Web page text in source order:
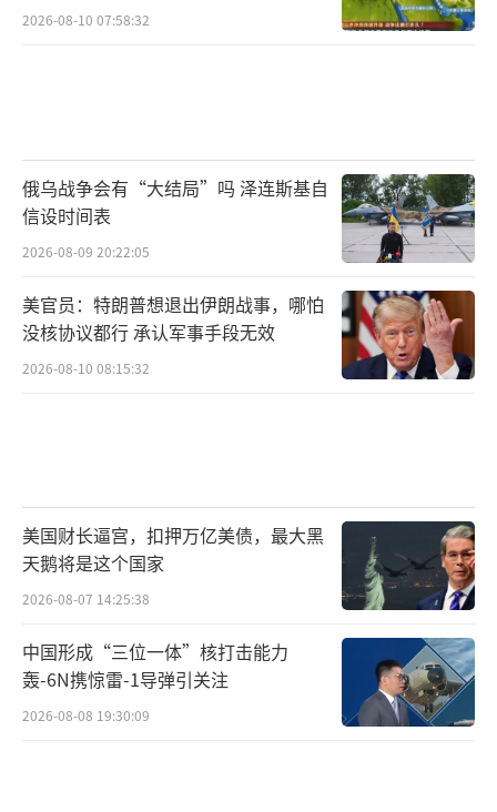
2026-08-10 07:58:32
俄乌战争会有“大结局”吗 泽连斯基自
信设时间表
2026-08-09 20:22:05
美官员：特朗普想退出伊朗战事，哪怕
没核协议都行 承认军事手段无效
2026-08-10 08:15:32
美国财长逼宫，扣押万亿美债，最大黑
天鹅将是这个国家
2026-08-07 14:25:38
中国形成“三位一体”核打击能力
轰-6N携惊雷-1导弹引关注
2026-08-08 19:30:09